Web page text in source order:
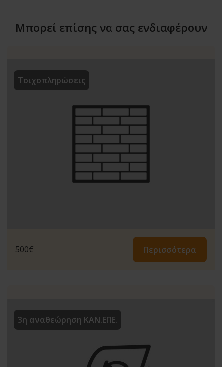
Μπορεί επίσης να σας ενδιαφέρουν
Τοιχοπληρώσεις
500€ Περισσότερα
3η αναθεώρηση ΚΑΝ.ΕΠΕ.